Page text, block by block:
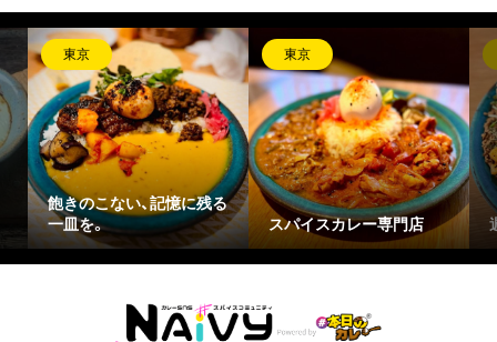
残る
東京
スパイスカレー専門店
東京
週末限定の間借りカレー